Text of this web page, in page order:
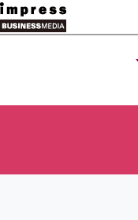
メ
イ